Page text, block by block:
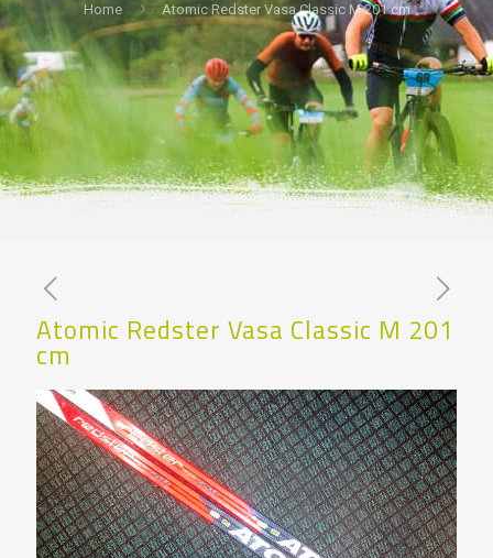
Home Atomic Redster Vasa Classic M 201 cm
Atomic Redster Vasa Classic M 201
cm